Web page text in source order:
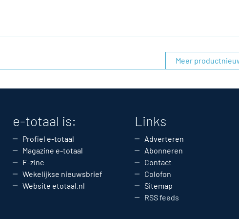
Meer
e-totaal is:
Profiel e-totaal
Magazine e-totaal
E-zine
Wekelijkse nieuwsbrief
Website etotaal.nl
Links
Adverteren
Abonneren
Contact
Colofon
Sitemap
RSS feeds